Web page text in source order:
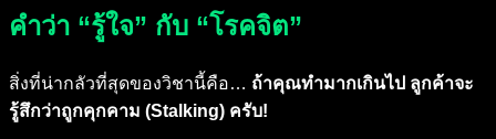
คำว่า “รู้ใจ” กับ “โรคจิต”
สิ่งที่น่ากลัวที่สุดของวิชานี้คือ… ถ้าคุณทำมากเกินไป ลูกค้าจะ
รู้สึกว่าถูกคุกคาม (Stalking) ครับ!